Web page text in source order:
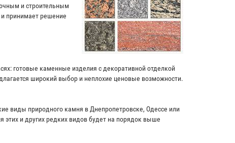
и строительным
принимает решение
готовые каменные изделия с декоративной отделкой
широкий выбор и неплохие ценовые возможности.
виды природного камня в Днепропетровске, Одессе или
и других редких видов будет на порядок выше